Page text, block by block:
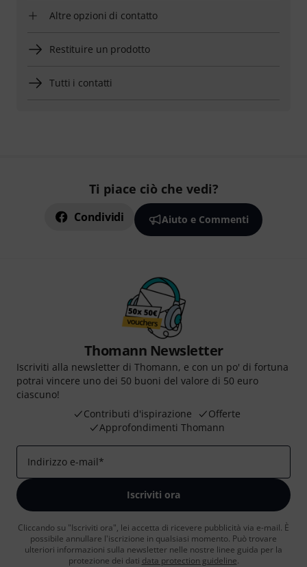
Altre opzioni di contatto
Restituire un prodotto
Tutti i contatti
Ti piace ciò che vedi?
Condividi Aiuto e Commenti
Thomann Newsletter
Iscriviti alla newsletter di Thomann, e con un po' di fortuna
potrai vincere uno dei 50 buoni del valore di 50 euro
ciascuno!
Contributi d'ispirazione
Offerte
Approfondimenti Thomann
Indirizzo e-mail*
Iscriviti ora
Cliccando su "Iscriviti ora", lei accetta di ricevere pubblicità via e-mail. È
possibile annullare l'iscrizione in qualsiasi momento. Può trovare
ulteriori informazioni sulla newsletter nelle nostre linee guida per la
protezione dei dati data protection guideline.